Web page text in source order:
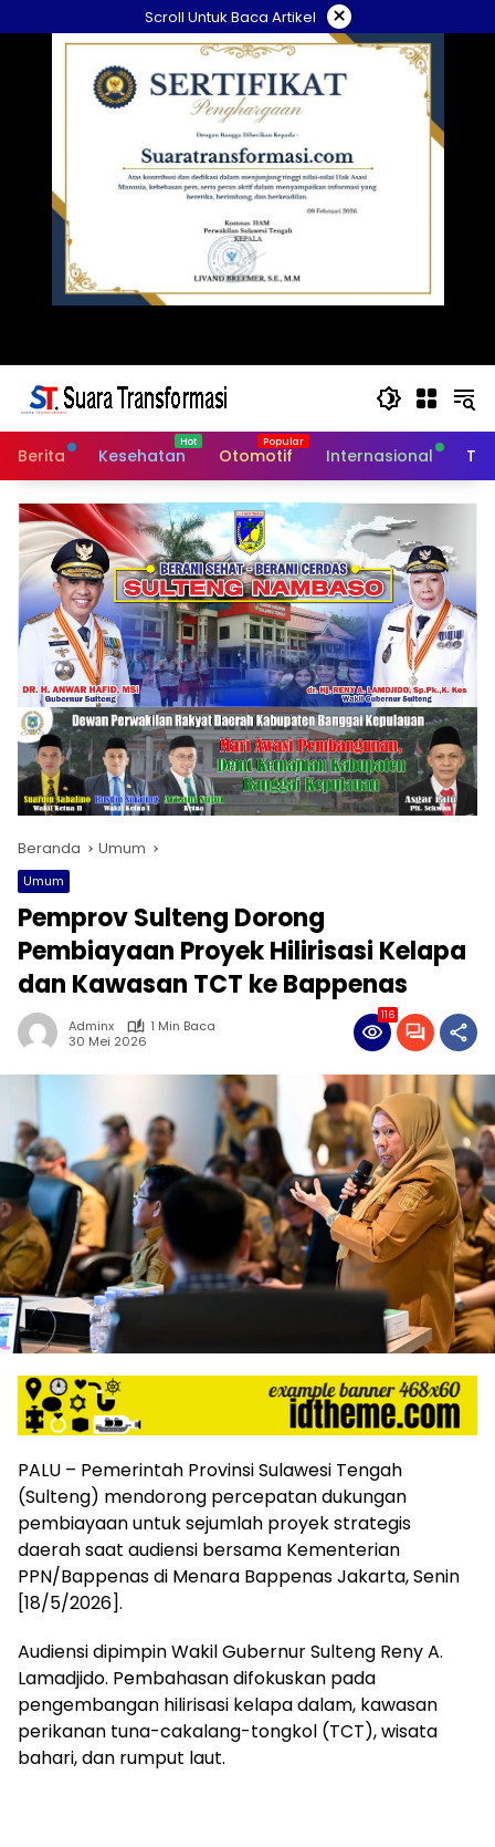
ke
Scroll Untuk Baca Artikel ×
Berita Kesehatan Otomotif Internasional
Beranda Umum
Umum
Pemprov Sulteng Dorong
Pembiayaan Proyek Hilirisasi Kelapa
dan Kawasan TCT ke Bappenas
Adminx
1 Min Baca
30 Mei 2026
116
PALU – Pemerintah Provinsi Sulawesi Tengah
(Sulteng) mendorong percepatan dukungan
pembiayaan untuk sejumlah proyek strategis
daerah saat audiensi bersama Kementerian
PPN/Bappenas di Menara Bappenas Jakarta, Senin
[18/5/2026].
Audiensi dipimpin Wakil Gubernur Sulteng Reny A.
Lamadjido. Pembahasan difokuskan pada
pengembangan hilirisasi kelapa dalam, kawasan
perikanan tuna-cakalang-tongkol (TCT), wisata
bahari, dan rumput laut.